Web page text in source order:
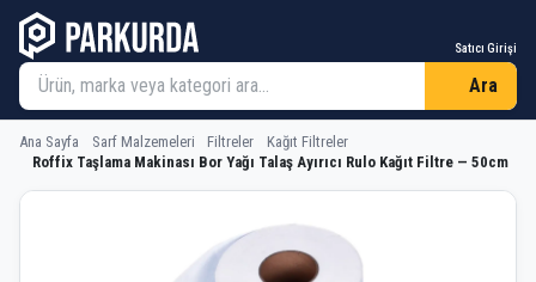
Satıcı Girişi
Ara
Ana Sayfa Sarf Malzemeleri Filtreler
Kağıt Filtreler
Roffix Taşlama Makinası Bor Yağı Talaş Ayırıcı Rulo Kağıt Filtre — 50cm
Roffix Taşlama Makinası Bor Yağı